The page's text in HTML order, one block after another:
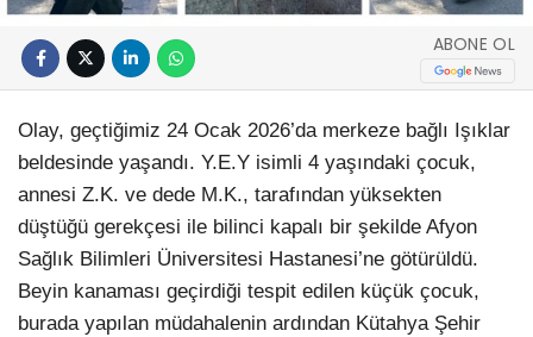
ABONE OL
Olay, geçtiğimiz 24 Ocak 2026’da merkeze bağlı Işıklar
beldesinde yaşandı. Y.E.Y isimli 4 yaşındaki çocuk,
annesi Z.K. ve dede M.K., tarafından yüksekten
düştüğü gerekçesi ile bilinci kapalı bir şekilde Afyon
Sağlık Bilimleri Üniversitesi Hastanesi’ne götürüldü.
Beyin kanaması geçirdiği tespit edilen küçük çocuk,
burada yapılan müdahalenin ardından Kütahya Şehir